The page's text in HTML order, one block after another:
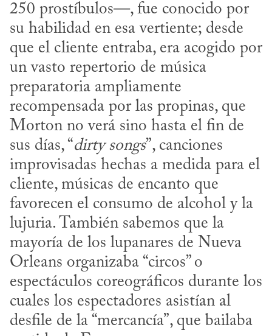
250 prostíbulos—, fue conocido por
su habilidad en esa vertiente; desde
que el cliente entraba, era acogido por
un vasto repertorio de música
preparatoria ampliamente
recompensada por las propinas, que
Morton no verá sino hasta el fin de
sus días, “dirty songs”, canciones
improvisadas hechas a medida para el
cliente, músicas de encanto que
favorecen el consumo de alcohol y la
lujuria. También sabemos que la
mayoría de los lupanares de Nueva
Orleans organizaba “circos” o
espectáculos coreográficos durante los
cuales los espectadores asistían al
desfile de la “mercancía”, que bailaba